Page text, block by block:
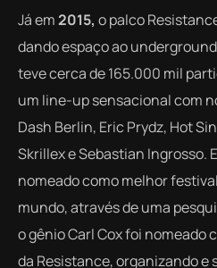
Já em2015, o palco
dando espaço ao
teve cerca de 165.000 mil
um line-up sensacional com
Dash Berlin, Eric Prydz, Hot
Skrillex e Sebastian Ingrosso.
nomeado como melhor
mundo, através de uma
o gênio Carl Cox foi nomeado
da Resistance, organizando e